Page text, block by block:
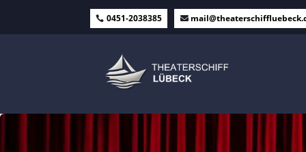
0451-2038385